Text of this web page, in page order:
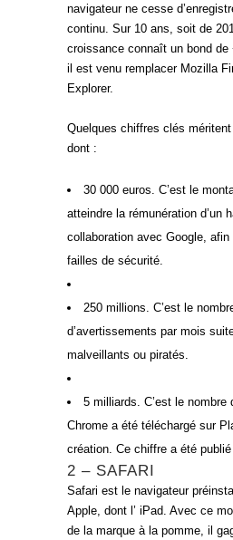
navigateur ne cesse
continu. Sur 10 ans, soit de
croissance connaît un bond de
il est venu remplacer Mozilla
Explorer.
Quelques chiffres clés méritent
dont :
30 000 euros. C’est le
atteindre la rémunération d’un
collaboration avec Google,
failles de sécurité.
250 millions. C’est le
d’avertissements par mois
malveillants ou piratés.
5 milliards. C’est le nombre
Chrome a été téléchargé sur
création. Ce chiffre a été
2 – SAFARI
Safari est le navigateur
Apple, dont l’ iPad. Avec ce
de la marque à la pomme, il